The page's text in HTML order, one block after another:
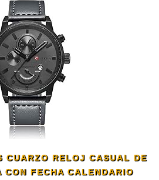
CUARZO RELOJ CASUAL DE
CON FECHA CALENDARIO